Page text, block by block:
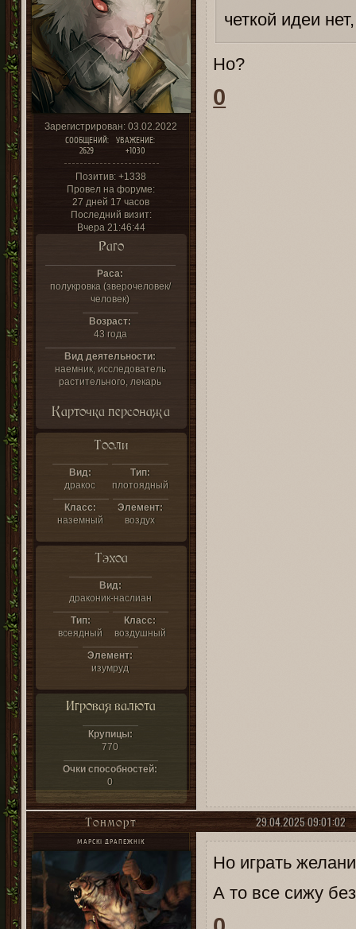
Зарегистрирован: 03.02.2022
СООБЩЕНИЙ:
2629
УВАЖЕНИЕ:
+1030
Позитив: +1338
Провел на форуме:
27 дней 17 часов
Последний визит:
Вчера 21:46:44
Раго
Раса:
полукровка (зверочеловек/
человек)
Возраст:
43 года
Вид деятельности:
наемник, исследователь
растительного, лекарь
Карточка персонажа
Тооли
Вид:
дракос
Тип:
плотоядный
Класс:
наземный
Элемент:
воздух
Тэхоа
Вид:
драконик-наслиан
Тип:
всеядный
Класс:
воздушный
Элемент:
изумруд
Игровая валюта
Крупицы:
770
Очки способностей:
0
четкой идеи
Но?
0
29.04.2025 09:01:02
Тонморт
МАРСКІ ДРАПЕЖНІК
Но играть
А то все сижу